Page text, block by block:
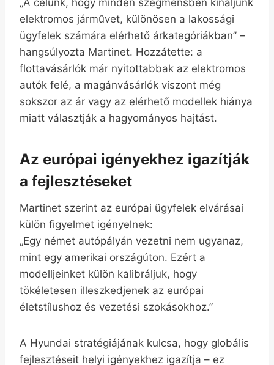
elektromos járművet, különösen a lakossági
ügyfelek számára elérhető árkategóriákban” –
hangsúlyozta Martinet. Hozzátette: a
flottavásárlók már nyitottabbak az elektromos
autók felé, a magánvásárlók viszont még
sokszor az ár vagy az elérhető modellek hiánya
miatt választják a hagyományos hajtást.
Az európai igényekhez igazítják
a fejlesztéseket
Martinet szerint az európai ügyfelek elvárásai
külön figyelmet igényelnek:
„Egy német autópályán vezetni nem ugyanaz,
mint egy amerikai országúton. Ezért a
modelljeinket külön kalibráljuk, hogy
tökéletesen illeszkedjenek az európai
életstílushoz és vezetési szokásokhoz.”
A Hyundai stratégiájának kulcsa, hogy globális
fejlesztéseit helyi igényekhez igazítja – ez